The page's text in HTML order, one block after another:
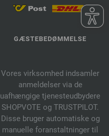
GÆSTEBEDØMMELSE
Vores virksomhed indsamler
anmeldelser via de
uafhængige tjenesteudbydere
SHOPVOTE og TRUSTPILOT.
Disse bruger automatiske og
manuelle foranstaltninger til